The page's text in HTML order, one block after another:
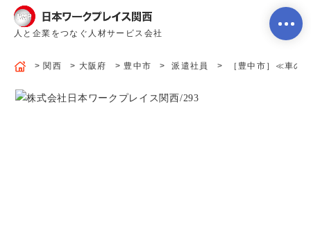
人と企業をつなぐ人材サービス会社
関西 大阪府 豊中市 派遣社員 ［豊中市］≪車の